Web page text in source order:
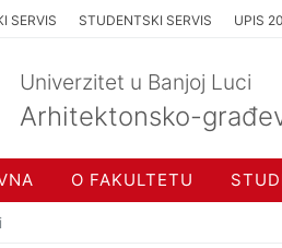
SERVIS STUDENTSKI SERVIS UPIS
Univerzitet u Banjoj Luci
Arhitektonsko-
O FAKULTETU